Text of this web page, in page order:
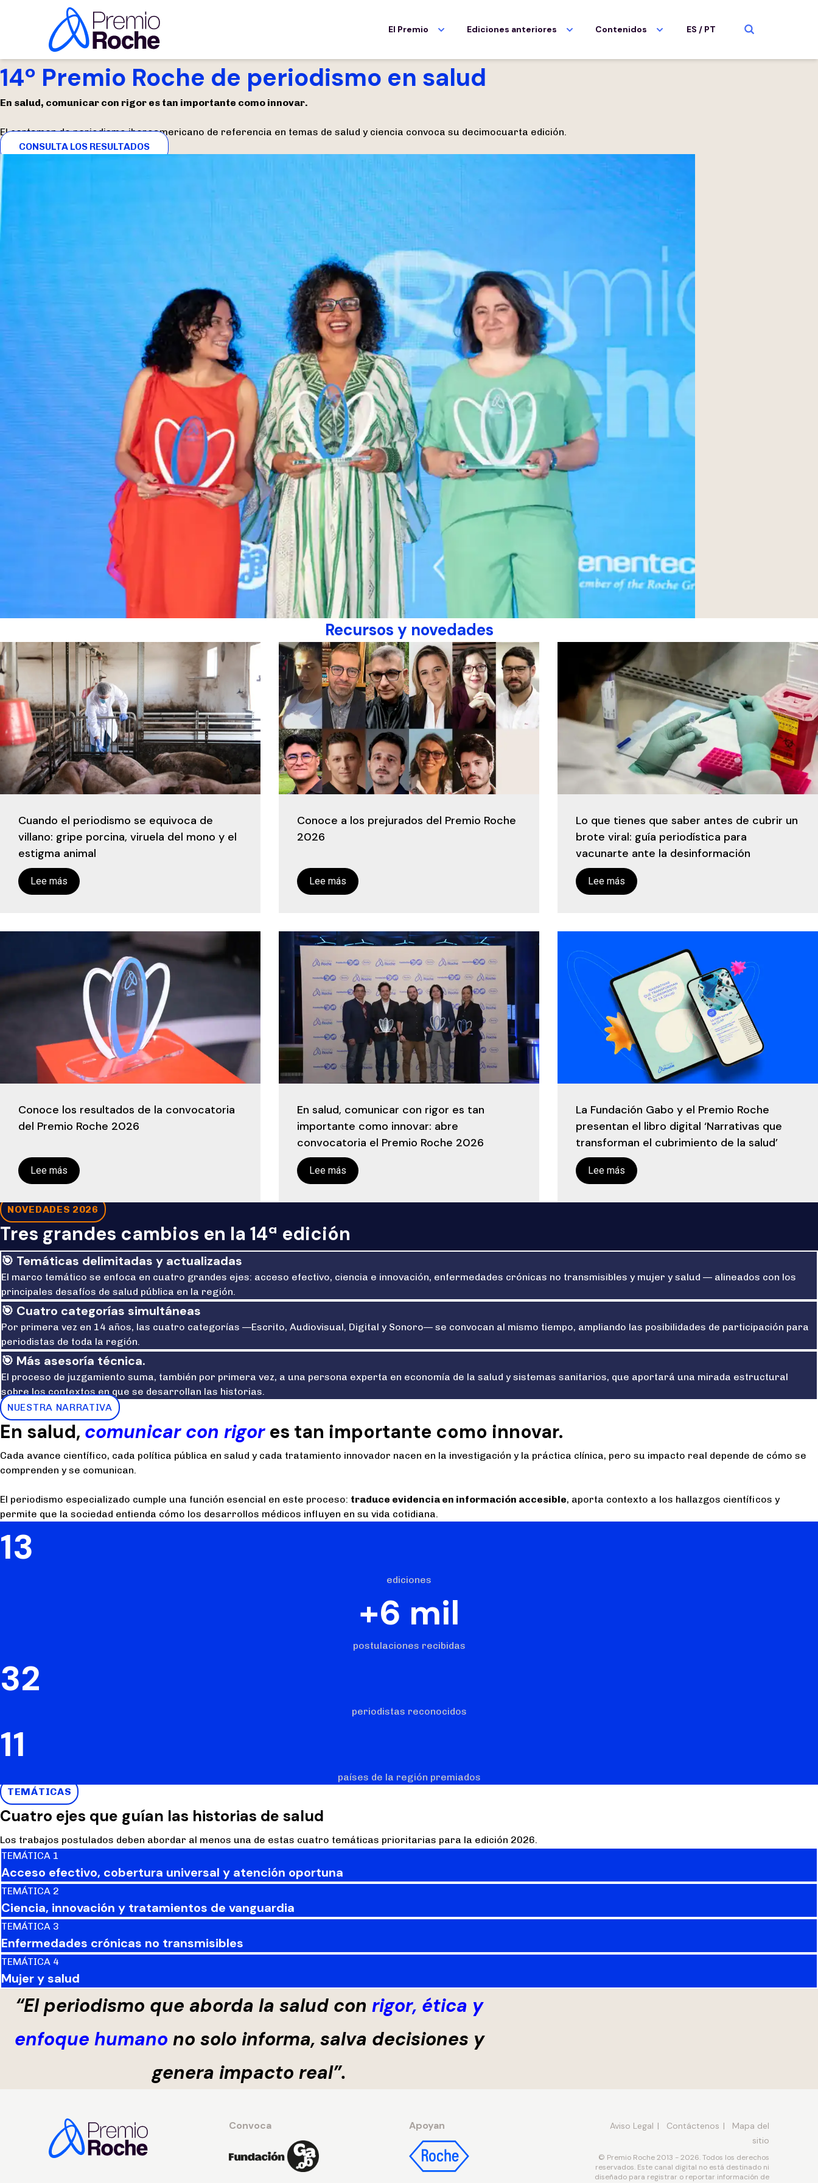
Saltar al contenido
El Premio Ediciones anteriores Contenidos ES / PT
14º Premio Roche de periodismo en salud
En salud, comunicar con rigor es tan importante como innovar.
El certamen de periodismo iberoamericano de referencia en temas de salud y ciencia convoca su decimocuarta edición.
CONSULTA LOS RESULTADOS
Recursos y novedades
Cuando el periodismo se equivoca de
villano: gripe porcina, viruela del mono y el
estigma animal
Lee más
Conoce a los prejurados del Premio Roche
2026
Lee más
Lo que tienes que saber antes de cubrir un
brote viral: guía periodística para
vacunarte ante la desinformación
Lee más
Conoce los resultados de la convocatoria
del Premio Roche 2026
Lee más
En salud, comunicar con rigor es tan
importante como innovar: abre
convocatoria el Premio Roche 2026
Lee más
La Fundación Gabo y el Premio Roche
presentan el libro digital ‘Narrativas que
transforman el cubrimiento de la salud’
Lee más
NOVEDADES 2026
Tres grandes cambios en la 14ª edición
🎯​ Temáticas delimitadas y actualizadas
El marco temático se enfoca en cuatro grandes ejes: acceso efectivo, ciencia e innovación, enfermedades crónicas no transmisibles y mujer y salud — alineados con los
principales desafíos de salud pública en la región.
🎯​ Cuatro categorías simultáneas
Por primera vez en 14 años, las cuatro categorías —Escrito, Audiovisual, Digital y Sonoro— se convocan al mismo tiempo, ampliando las posibilidades de participación para
periodistas de toda la región.
🎯​ Más asesoría técnica.
El proceso de juzgamiento suma, también por primera vez, a una persona experta en economía de la salud y sistemas sanitarios, que aportará una mirada estructural
sobre los contextos en que se desarrollan las historias.
NUESTRA NARRATIVA
En salud, comunicar con rigores tan importante como innovar.
Cada avance científico, cada política pública en salud y cada tratamiento innovador nacen en la investigación y la práctica clínica, pero su impacto real depende de cómo se
comprenden y se comunican.
El periodismo especializado cumple una función esencial en este proceso: traduce evidencia en información accesible, aporta contexto a los hallazgos científicos y
permite que la sociedad entienda cómo los desarrollos médicos influyen en su vida cotidiana.
13
ediciones
+6 mil
postulaciones recibidas
32
periodistas reconocidos
11
países de la región premiados
TEMÁTICAS
Cuatro ejes que guían las historias de salud
Los trabajos postulados deben abordar al menos una de estas cuatro temáticas prioritarias para la edición 2026.
TEMÁTICA 1
Acceso efectivo, cobertura universal y atención oportuna
TEMÁTICA 2
Ciencia, innovación y tratamientos de vanguardia
TEMÁTICA 3
Enfermedades crónicas no transmisibles
TEMÁTICA 4
Mujer y salud
“El periodismo que aborda la salud conrigor, ética y
enfoque humano no solo informa, salva decisiones y
genera impacto real”.
Convoca Apoyan Aviso Legal Contáctenos
Mapa del
sitio
© Premio Roche 2013 - 2026. Todos los derechos
reservados. Este canal digital no está destinado ni
diseñado para registrar o reportar información de